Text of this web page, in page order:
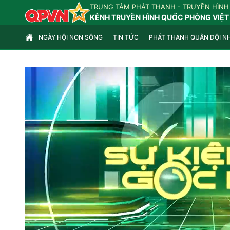
TRUNG TÂM PHÁT THANH - TRUYỀN
KÊNH TRUYỀN HÌNH QUỐC PHÒNG
NGÀY HỘI NON SÔNG TIN TỨC PHÁT THANH QUÂN ĐỘI